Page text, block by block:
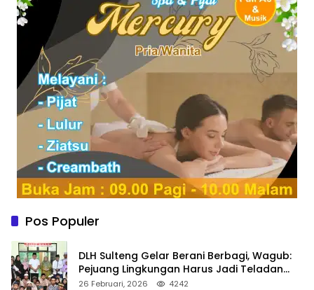
Pos Populer
DLH Sulteng Gelar Berani Berbagi, Wagub:
Pejuang Lingkungan Harus Jadi Teladan
Kepedulian
26 Februari, 2026 4242